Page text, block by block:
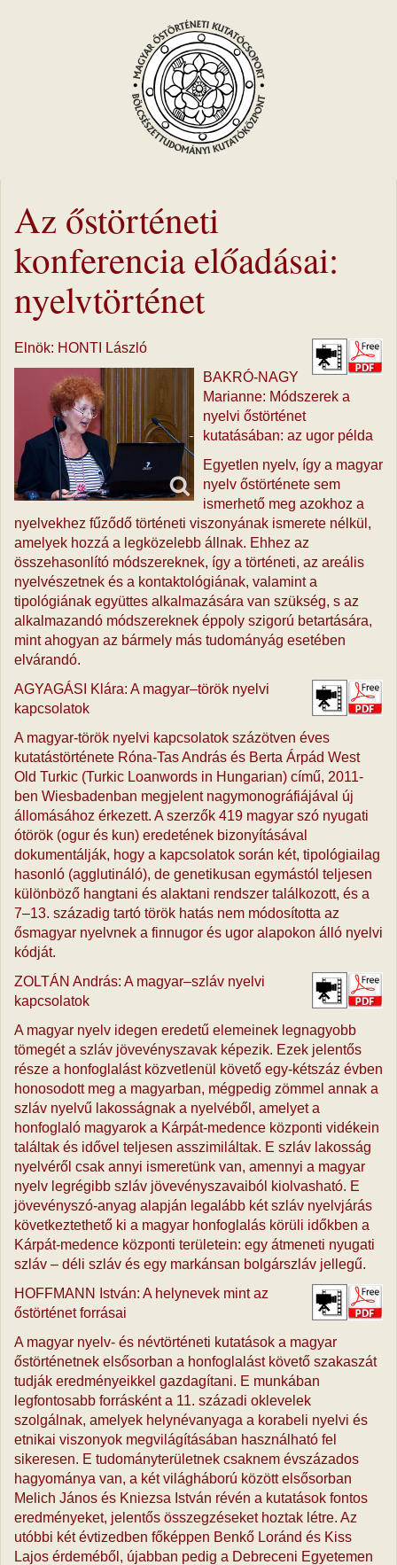
Az őstörténeti
konferencia előadásai:
nyelvtörténet
Elnök: HONTI László
BAKRÓ-NAGY
Marianne: Módszerek a
nyelvi őstörténet
kutatásában: az ugor példa
Egyetlen nyelv, így a magyar
nyelv őstörténete sem
ismerhető meg azokhoz a
nyelvekhez fűződő történeti viszonyának ismerete nélkül,
amelyek hozzá a legközelebb állnak. Ehhez az
összehasonlító módszereknek, így a történeti, az areális
nyelvészetnek és a kontaktológiának, valamint a
tipológiának együttes alkalmazására van szükség, s az
alkalmazandó módszereknek éppoly szigorú betartására,
mint ahogyan az bármely más tudományág esetében
elvárandó.
AGYAGÁSI Klára: A magyar–török nyelvi
kapcsolatok
A magyar-török nyelvi kapcsolatok százötven éves
kutatástörténete Róna-Tas András és Berta Árpád West
Old Turkic (Turkic Loanwords in Hungarian) című, 2011-
ben Wiesbadenban megjelent nagymonográfiájával új
állomásához érkezett. A szerzők 419 magyar szó nyugati
ótörök (ogur és kun) eredetének bizonyításával
dokumentálják, hogy a kapcsolatok során két, tipológiailag
hasonló (agglutináló), de genetikusan egymástól teljesen
különböző hangtani és alaktani rendszer találkozott, és a
7–13. századig tartó török hatás nem módosította az
ősmagyar nyelvnek a finnugor és ugor alapokon álló nyelvi
kódját.
ZOLTÁN András: A magyar–szláv nyelvi
kapcsolatok
A magyar nyelv idegen eredetű elemeinek legnagyobb
tömegét a szláv jövevényszavak képezik. Ezek jelentős
része a honfoglalást közvetlenül követő egy-kétszáz évben
honosodott meg a magyarban, mégpedig zömmel annak a
szláv nyelvű lakosságnak a nyelvéből, amelyet a
honfoglaló magyarok a Kárpát-medence központi vidékein
találtak és idővel teljesen asszimiláltak. E szláv lakosság
nyelvéről csak annyi ismeretünk van, amennyi a magyar
nyelv legrégibb szláv jövevényszavaiból kiolvasható. E
jövevényszó-anyag alapján legalább két szláv nyelvjárás
következtethető ki a magyar honfoglalás körüli időkben a
Kárpát-medence központi területein: egy átmeneti nyugati
szláv – déli szláv és egy markánsan bolgárszláv jellegű.
HOFFMANN István: A helynevek mint az
őstörténet forrásai
A magyar nyelv- és névtörténeti kutatások a magyar
őstörténetnek elsősorban a honfoglalást követő szakaszát
tudják eredményeikkel gazdagítani. E munkában
legfontosabb forrásként a 11. századi oklevelek
szolgálnak, amelyek helynévanyaga a korabeli nyelvi és
etnikai viszonyok megvilágításában használható fel
sikeresen. E tudományterületnek csaknem évszázados
hagyománya van, a két világháború között elsősorban
Melich János és Kniezsa István révén a kutatások fontos
eredményeket, jelentős összegzéseket hoztak létre. Az
utóbbi két évtizedben főképpen Benkő Loránd és Kiss
Lajos érdeméből, újabban pedig a Debreceni Egyetemen